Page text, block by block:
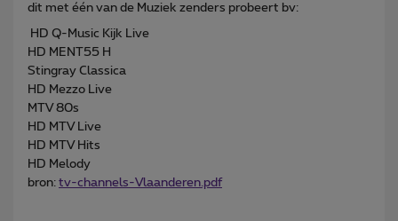
dit met één van de Muziek zenders probeert bv:
HD Q-Music Kijk Live
HD MENT55 H
Stingray Classica
HD Mezzo Live
MTV 80s
HD MTV Live
HD MTV Hits
HD Melody
bron: tv-channels-Vlaanderen.pdf